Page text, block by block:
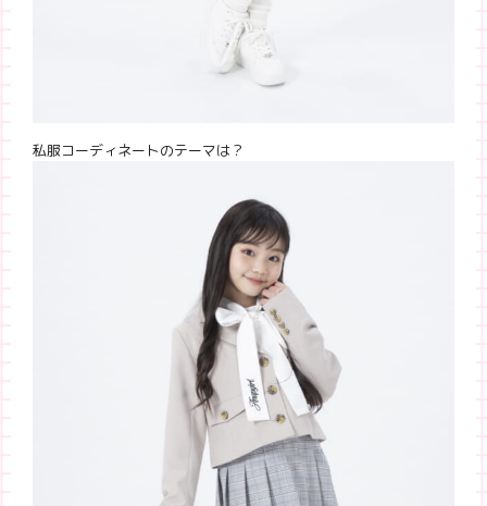
私服コーディネートのテーマは？